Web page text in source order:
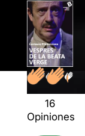
16
Opiniones